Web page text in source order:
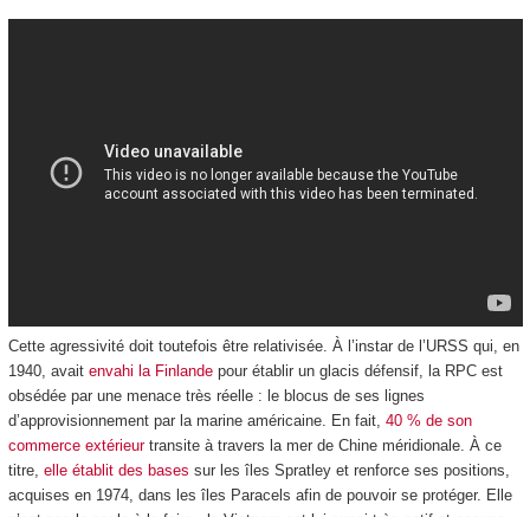
Cette agressivité doit toutefois être relativisée. À l’instar de l’URSS qui, en
1940, avait envahi la Finlandepour établir un glacis défensif, la RPC est
obsédée par une menace très réelle : le blocus de ses lignes
d’approvisionnement par la marine américaine. En fait, 40 % de son
commerce extérieurtransite à travers la mer de Chine méridionale. À ce
titre, elle établit des bases sur les îles Spratley et renforce ses positions,
acquises en 1974, dans les îles Paracels afin de pouvoir se protéger. Elle